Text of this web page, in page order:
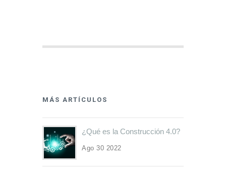
MÁS ARTÍCULOS
¿Qué es la Construcción 4.0?
Ago 30 2022